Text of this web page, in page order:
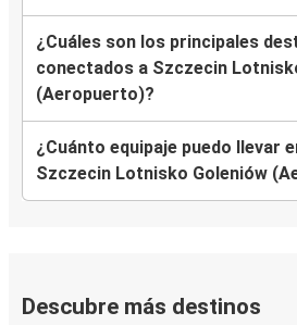
¿Cuáles son los principales
conectados a Szczecin
(Aeropuerto)?
¿Cuánto equipaje puedo llevar
Szczecin Lotnisko Goleniów
Descubre más destinos